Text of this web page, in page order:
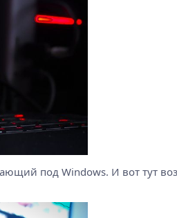
под Windows. И вот тут